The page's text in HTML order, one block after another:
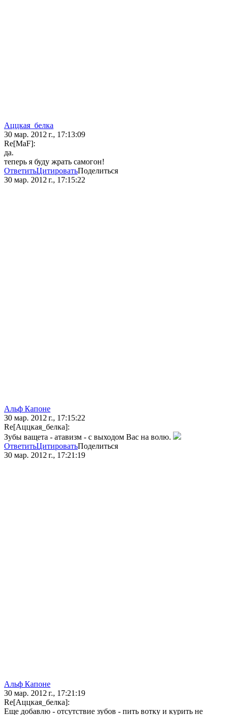
Аццкая_белка
30 мар. 2012 г., 17:13:09
Re[MaF]:
да.
теперь я буду жрать самогон!
ОтветитьЦитироватьПоделиться
30 мар. 2012 г., 17:15:22
Альф Капоне
30 мар. 2012 г., 17:15:22
Re[Аццкая_белка]:
Зубы ващета - атавизм - с выходом Вас на волю.
ОтветитьЦитироватьПоделиться
30 мар. 2012 г., 17:21:19
Альф Капоне
30 мар. 2012 г., 17:21:19
Re[Аццкая_белка]:
Еще добавлю - отсутствие зубов - пить вотку и курить не